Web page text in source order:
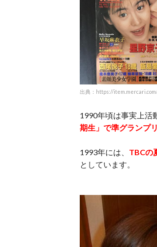
出典：https://
1990年頃は事実上活
期生」で準グランプリ
1993年には、 TBCの
としています。